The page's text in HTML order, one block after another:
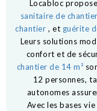
Locabloc
sanitaire de chantier
chantier , et guérite
Leurs solutions
confort et de
chantier de 14 m²
12 personnes,
autonomes
Avec les bases